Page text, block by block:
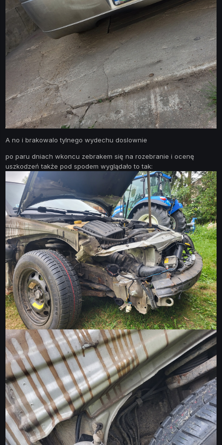
A no i brakowalo tylnego wydechu doslownie
po paru dniach wkoncu zebrakem się na rozebranie i ocenę
uszkodzeń także pod spodem wyglądało to tak: